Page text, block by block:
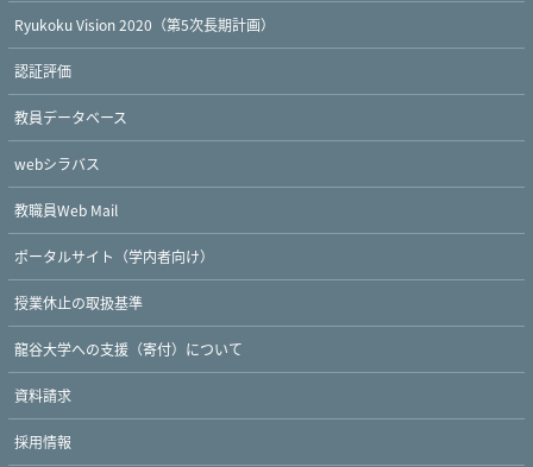
Ryukoku Vision 2020（第5次長期計画）
認証評価
教員データベース
webシラバス
教職員Web Mail
ポータルサイト（学内者向け）
授業休止の取扱基準
龍谷大学への支援（寄付）について
資料請求
採用情報